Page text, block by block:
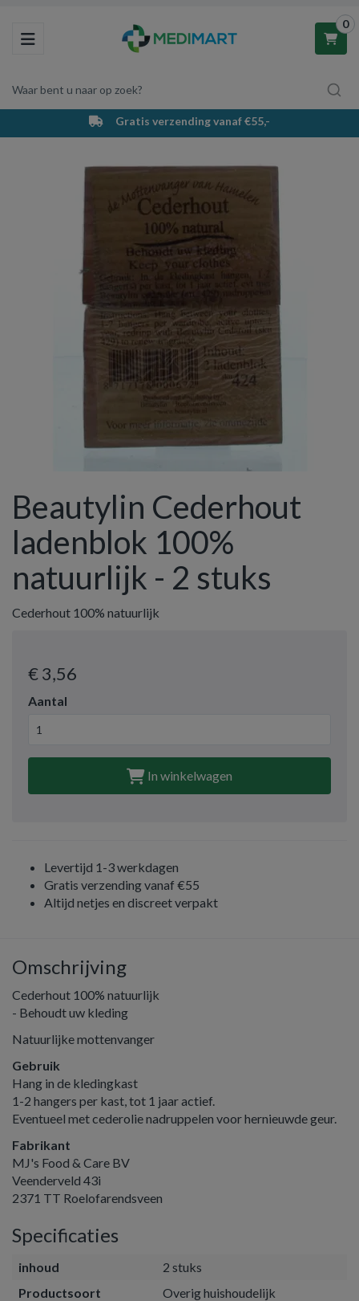
Toggle navigation
Waar bent u naar op zoek?
0
Winkelwagen
Uw winkelwagen is leeg.
Vul hem met producten.
Gratis verzending vanaf €55,-
Beautylin Cederhout
ladenblok 100%
natuurlijk - 2 stuks
Cederhout 100% natuurlijk
€ 3,56
Aantal
In winkelwagen
Levertijd 1-3 werkdagen
Gratis verzending vanaf €55
Altijd netjes en discreet verpakt
Omschrijving
Cederhout 100% natuurlijk
- Behoudt uw kleding
Natuurlijke mottenvanger
Gebruik
Hang in de kledingkast
1-2 hangers per kast, tot 1 jaar actief.
Eventueel met cederolie nadruppelen voor hernieuwde geur.
Fabrikant
MJ's Food & Care BV
Veenderveld 43i
2371 TT Roelofarendsveen
Specificaties
inhoud
2 stuks
Productsoort
Overig huishoudelijk